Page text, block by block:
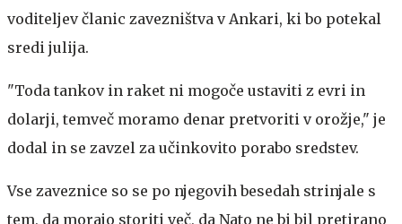
voditeljev članic zavezništva v Ankari, ki bo potekal
sredi julija.
"Toda tankov in raket ni mogoče ustaviti z evri in
dolarji, temveč moramo denar pretvoriti v orožje," je
dodal in se zavzel za učinkovito porabo sredstev.
Vse zaveznice so se po njegovih besedah strinjale s
tem, da morajo storiti več, da Nato ne bi bil pretirano